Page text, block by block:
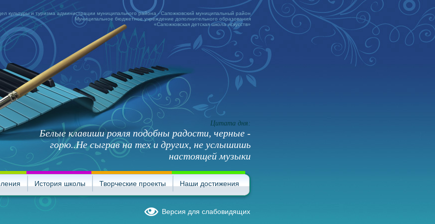
культуры и туризма администрации муниципального района - Сапожковский муниципальный район
Муниципальное бюджетное учреждение дополнительного образования
«Сапожковская детская школа искусств»
Цитата дня:
Белые клавиши рояля подобны радости, черные -
горю..Не сыграв на тех и других, не услышишь
настоящей музыки
История школы Творческие проекты Наши достижения
Версия для слабовидящих